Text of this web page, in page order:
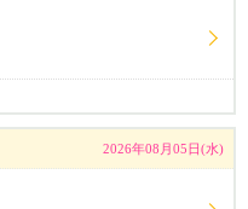
2026年08月05日(水)